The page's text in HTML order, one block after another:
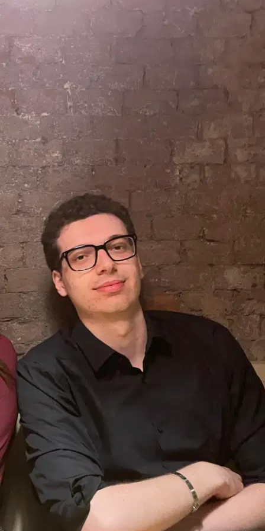
Maria Vittoria Quartesan
Nuovo
Padova, 35136
a 2,8 km di distanza